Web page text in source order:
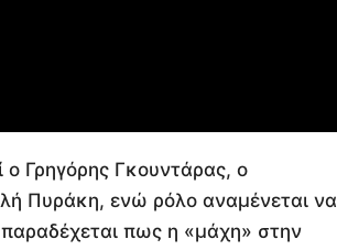
ο Γρηγόρης Γκουντάρας, ο
Πυράκη, ενώ ρόλο αναμένεται να
πως η «μάχη» στην